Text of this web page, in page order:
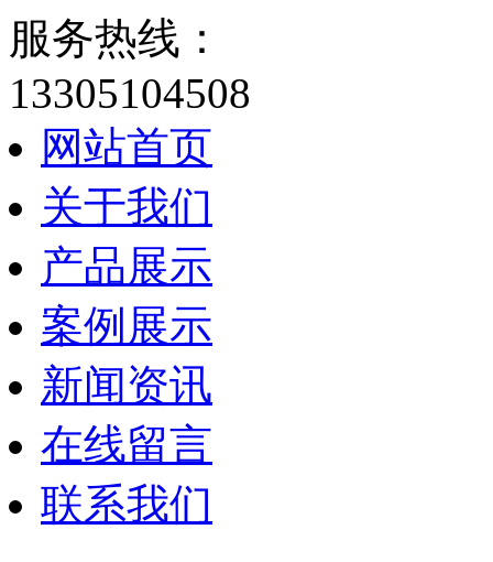
服务热线：
13305104508
网站首页
关于我们
产品展示
案例展示
新闻资讯
在线留言
联系我们